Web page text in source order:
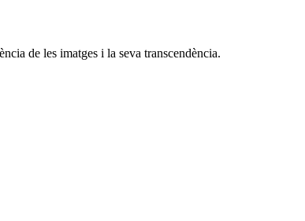
de les imatges i la seva transcendència.